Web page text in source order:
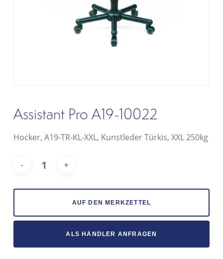
Assistant Pro A19-10022
Hocker, A19-TR-KL-XXL, Kunstleder Türkis, XXL 250kg
AUF DEN MERKZETTEL
ALS HÄNDLER ANFRAGEN